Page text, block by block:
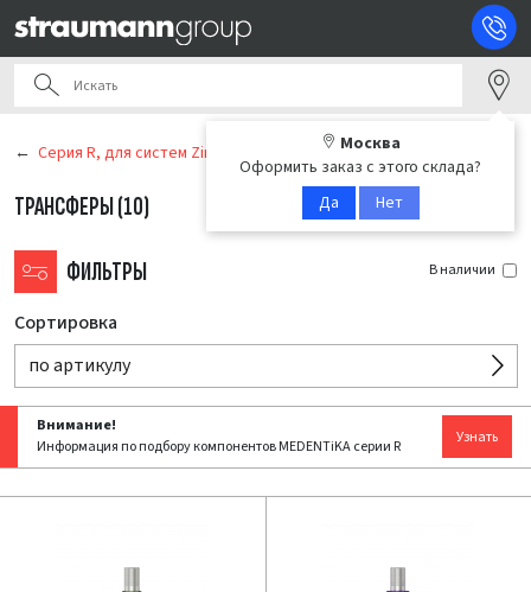
Москва
Оформить заказ с этого склада?
Да
Нет
Серия R, для систем Zimmer / MIS / BioHorizons
ФИЛЬТРЫ
ТРАНСФЕРЫ(10)
В наличии
Сортировка
по артикулу
Внимание!
Информация по подбору компонентов MEDENTiKA серии R
Узнать